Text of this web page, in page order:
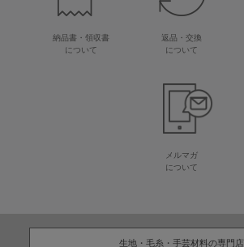
納品書・領収書
について
返品・交換
について
メルマガ
について
生地・毛糸・手芸材料の専門店